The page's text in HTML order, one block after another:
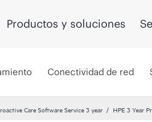
Productos y soluciones
Conectividad de red
Care Software Service 3 year HPE 3 Year